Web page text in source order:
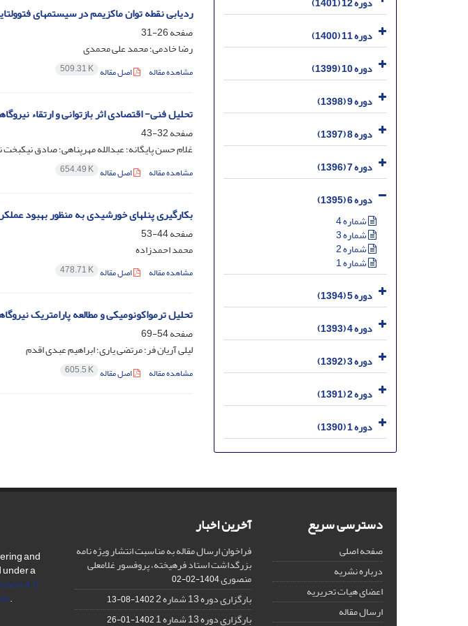
ردیابی نقطه توان ماکزیمم در سیستمهای
صفحه26-31
رضا خادمی؛ محمد علی محمدی
مشاهده مقاله اصل مقاله 509.31 K
تحلیل فنی- اقتصادی اثر بازتوانی و ارتقاء
صفحه32-43
غلام حسن پایگانه؛ عبدالله مهرپناهی؛ صادق نیکبخت
مشاهده مقاله اصل مقاله 654.49 K
بکارگیری پنلهای خورشیدی به منظور بهبود
صفحه44-53
محمد احمدزاده
مشاهده مقاله اصل مقاله 478.71 K
تحلیل ترمواکونومیکی و مطالعه پارامتریک
صفحه54-69
لیلی آریان فر؛ مرتضی یاری؛ ابراهیم عبدی اقدم
مشاهده مقاله اصل مقاله 605.5 K
دوره 11 (1400)
دوره 10 (1399)
دوره 9 (1398)
دوره 8 (1397)
دوره 7 (1396)
دوره 6 (1395)
شماره 4
شماره 3
شماره 2
شماره 1
دوره 5 (1394)
دوره 4 (1393)
دوره 3 (1392)
دوره 2 (1391)
دوره 1 (1390)
دسترسی سریع
صفحه اصلی
درباره نشریه
اعضای هیات تحریریه
ارسال مقاله
آخرین اخبار
فراخوان ارسال مقاله به مناسبت انتشار ویژه نامه
بزرگداشت استاد فرهیخته، پروفسور غلامعلی
منصوری1404-02-02
بارگزاری دوره 13 شماره 2 1402-08-13
بارگزاری دوره 13 شماره 1 1402-01-26
and
a
4.0
.